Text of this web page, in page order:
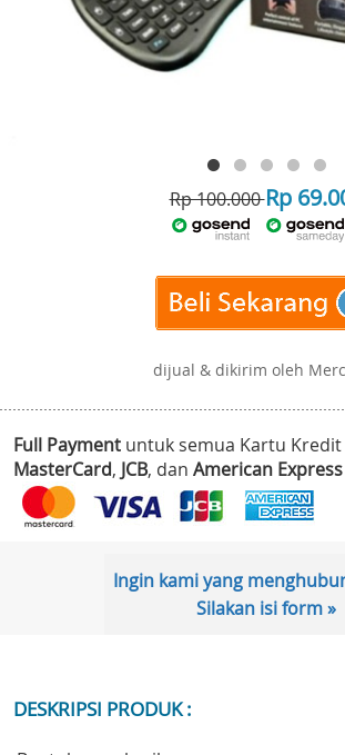
Rp 100.000Rp
dijual & dikirim oleh
Full Payment untuk semua Kartu
MasterCard, JCB, dan American Express
Ingin kami yang
Silakan isi form »
DESKRIPSI PRODUK :